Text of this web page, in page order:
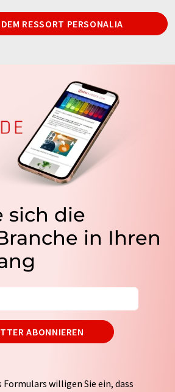
RESSORT PERSONALIA
sich die
in Ihren
ABONNIEREN
Formulars willigen Sie ein, dass